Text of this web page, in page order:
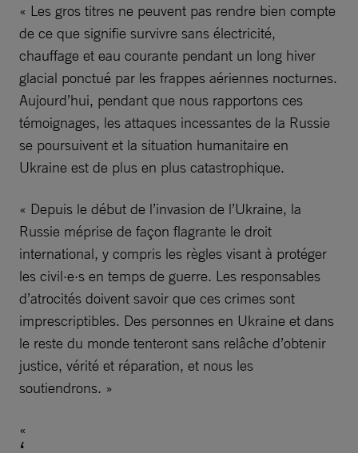
« Les gros titres ne peuvent pas rendre bien compte
de ce que signifie survivre sans électricité,
chauffage et eau courante pendant un long hiver
glacial ponctué par les frappes aériennes nocturnes.
Aujourd’hui, pendant que nous rapportons ces
témoignages, les attaques incessantes de la Russie
se poursuivent et la situation humanitaire en
Ukraine est de plus en plus catastrophique.
« Depuis le début de l’invasion de l’Ukraine, la
Russie méprise de façon flagrante le droit
international, y compris les règles visant à protéger
les civil·e·s en temps de guerre. Les responsables
d’atrocités doivent savoir que ces crimes sont
imprescriptibles. Des personnes en Ukraine et dans
le reste du monde tenteront sans relâche d’obtenir
justice, vérité et réparation, et nous les
soutiendrons. »